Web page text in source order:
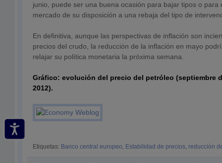
junio, puede ser una buena ocasión para bajar tipos o para
mercado de su disposición a una rebaja del tipo de
En definitiva, aunque las perspectivas de inflación son
precios del crudo, la reducción de la inflación en mayo
relajar su política monetaria la próxima semana.
Gráfico: evolución del precio del petróleo (septiembre
2012).
Etiquetas: Banco central europeo, Estabilidad de precios, reducción